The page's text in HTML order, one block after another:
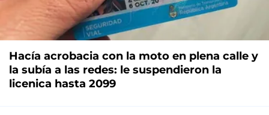
Hacía acrobacia con la moto en plena calle y
la subía a las redes: le suspendieron la
licenica hasta 2099